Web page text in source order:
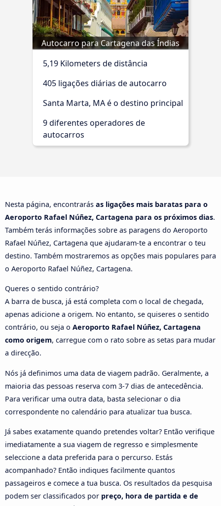
Autocarro para Cartagena das Índias
5,19 Kilometers de distância
405 ligações diárias de autocarro
Santa Marta, MA é o destino principal
9 diferentes operadores de
autocarros
Nesta página, encontrarás as ligações mais baratas para o
Aeroporto Rafael Núñez, Cartagena para os próximos dias.
Também terás informações sobre as paragens do Aeroporto
Rafael Núñez, Cartagena que ajudaram-te a encontrar o teu
destino. Também mostraremos as opções mais populares para
o Aeroporto Rafael Núñez, Cartagena.
Queres o sentido contrário?
A barra de busca, já está completa com o local de chegada,
apenas adicione a origem. No entanto, se quiseres o sentido
contrário, ou seja o Aeroporto Rafael Núñez, Cartagena
como origem, carregue com o rato sobre as setas para mudar
a direcção.
Nós já definimos uma data de viagem padrão. Geralmente, a
maioria das pessoas reserva com 3-7 dias de antecedência.
Para verificar uma outra data, basta selecionar o dia
correspondente no calendário para atualizar tua busca.
Já sabes exatamente quando pretendes voltar? Então verifique
imediatamente a sua viagem de regresso e simplesmente
seleccione a data preferida para o percurso. Estás
acompanhado? Então indiques facilmente quantos
passageiros e comece a tua busca. Os resultados da pesquisa
podem ser classificados por preço, hora de partida e de